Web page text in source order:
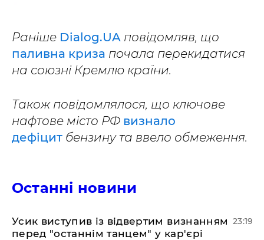
Раніше Dialog.UA повідомляв, що
паливна криза почала перекидатися
на союзні Кремлю країни.
Також повідомлялося, що ключове
нафтове місто РФ визнало
дефіцит бензину та ввело обмеження.
Останні новини
​Усик виступив із відвертим визнанням
перед "останнім танцем" у кар'єрі
23:19